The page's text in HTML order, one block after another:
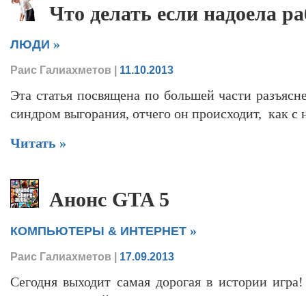
Что делать если надоела
ЛЮДИ »
Раис Галиахметов | 11.10.2013
Эта статья посвящена по большей части
синдром выгорания, отчего он происходит, как с
Читать »
Анонс GTA 5
КОМПЬЮТЕРЫ & ИНТЕРНЕТ »
Раис Галиахметов | 17.09.2013
Сегодня выходит самая дорогая в истории